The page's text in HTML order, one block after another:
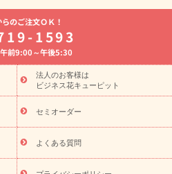
花特集
誕生日フラワーギフト特集
)
開店・開業祝い
お供え・お悔やみの花
に贈る花 胡蝶蘭・花鉢
ト
ひまわり ギフト・プレゼント
季節のイベント
お盆 花（新
盆）
お盆・お供え 花とセットギ
ドフラワー
ひまわり ギフト・プ
中元・暑中見舞い 花のギフト特集
プレゼント特集
敬老の日 花のおすすめランキング
敬
のご注文ＯＫ！
1593
前9:00～午後5:30
法人のお客様は
ビジネス花キューピット
セミオーダー
よくある質問